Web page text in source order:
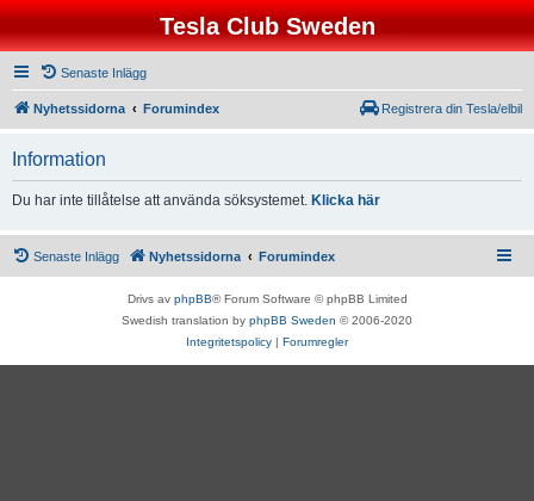
Tesla Club Sweden
Senaste Inlägg
Nyhetssidorna Forumindex Registrera din Tesla/elbil
Information
Du har inte tillåtelse att använda söksystemet. Klicka här
Senaste Inlägg Nyhetssidorna Forumindex
Drivs av phpBB® Forum Software © phpBB Limited
Swedish translation by phpBB Sweden © 2006-2020
Integritetspolicy | Forumregler